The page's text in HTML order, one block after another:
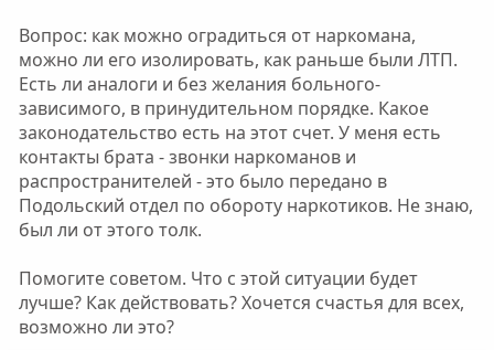
Вопрос: как можно оградиться от наркомана,
можно ли его изолировать, как раньше были ЛТП.
Есть ли аналоги и без желания больного-
зависимого, в принудительном порядке. Какое
законодательство есть на этот счет. У меня есть
контакты брата - звонки наркоманов и
распространителей - это было передано в
Подольский отдел по обороту наркотиков. Не знаю,
был ли от этого толк.
Помогите советом. Что с этой ситуации будет
лучше? Как действовать? Хочется счастья для всех,
возможно ли это?